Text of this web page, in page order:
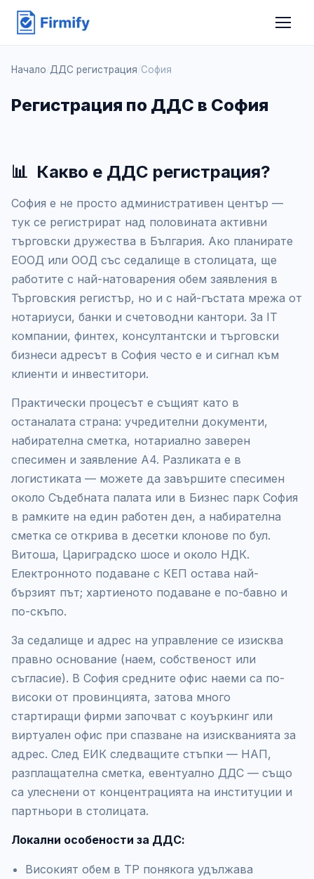
Начало ДДС регистрация София
Регистрация по ДДС в София
📊 Какво е ДДС регистрация?
София е не просто административен център —
тук се регистрират над половината активни
търговски дружества в България. Ако планирате
ЕООД или ООД със седалище в столицата, ще
работите с най-натоварения обем заявления в
Търговския регистър, но и с най-гъстата мрежа от
нотариуси, банки и счетоводни кантори. За IT
компании, финтех, консултантски и търговски
бизнеси адресът в София често е и сигнал към
клиенти и инвеститори.
Практически процесът е същият като в
останалата страна: учредителни документи,
набирателна сметка, нотариално заверен
спесимен и заявление А4. Разликата е в
логистиката — можете да завършите спесимен
около Съдебната палата или в Бизнес парк София
в рамките на един работен ден, а набирателна
сметка се открива в десетки клонове по бул.
Витоша, Цариградско шосе и около НДК.
Електронното подаване с КЕП остава най-
бързият път; хартиеното подаване е по-бавно и
по-скъпо.
За седалище и адрес на управление се изисква
правно основание (наем, собственост или
съгласие). В София средните офис наеми са по-
високи от провинцията, затова много
стартиращи фирми започват с коуъркинг или
виртуален офис при спазване на изискванията за
адрес. След ЕИК следващите стъпки — НАП,
разплащателна сметка, евентуално ДДС — също
са улеснени от концентрацията на институции и
партньори в столицата.
Локални особености за ДДС:
Високият обем в ТР понякога удължава